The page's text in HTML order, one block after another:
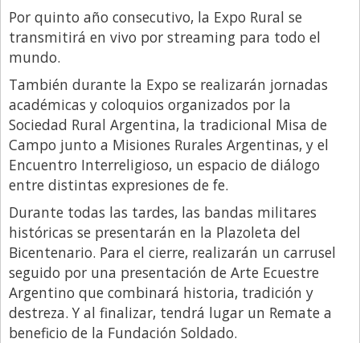
Por quinto año consecutivo, la Expo Rural se
transmitirá en vivo por streaming para todo el
mundo.
También durante la Expo se realizarán jornadas
académicas y coloquios organizados por la
Sociedad Rural Argentina, la tradicional Misa de
Campo junto a Misiones Rurales Argentinas, y el
Encuentro Interreligioso, un espacio de diálogo
entre distintas expresiones de fe.
Durante todas las tardes, las bandas militares
históricas se presentarán en la Plazoleta del
Bicentenario. Para el cierre, realizarán un carrusel
seguido por una presentación de Arte Ecuestre
Argentino que combinará historia, tradición y
destreza. Y al finalizar, tendrá lugar un Remate a
beneficio de la Fundación Soldado.